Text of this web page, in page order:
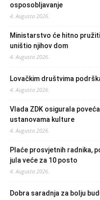
osposobljavanje
4. Augusta 2026.
Ministarstvo će hitno
uništio njihov dom
4. Augusta 2026.
Lovačkim društvima
4. Augusta 2026.
Vlada ZDK osigurala
ustanovama kulture
4. Augusta 2026.
Plaće prosvjetnih radnika,
jula veće za 10 posto
4. Augusta 2026.
Dobra saradnja za bolju